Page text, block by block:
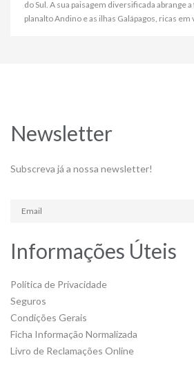
do Sul. A sua paisagem diversificada abrange
planalto Andino e as ilhas Galápagos, ricas em
Newsletter
Subscreva já a nossa newsletter!
Informações Úteis
Política de Privacidade
Seguros
Condições Gerais
Ficha Informação Normalizada
Livro de Reclamações Online